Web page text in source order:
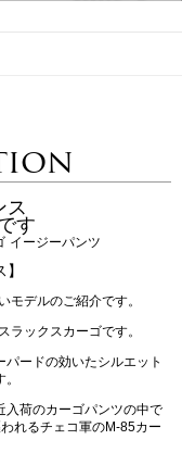
ス
す
イージーパンツ
デルのご紹介です。
ラックスカーゴです。
ードの効いたシルエット
入荷のカーゴパンツの中で
れるチェコ軍のM-85カー